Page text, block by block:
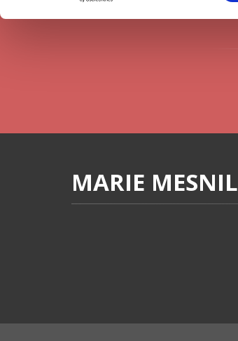
consentement
MARIE MESNIL